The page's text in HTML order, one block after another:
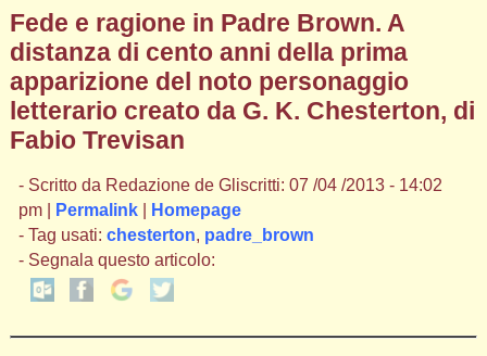
Fede e ragione in Padre Brown. A
distanza di cento anni della prima
apparizione del noto personaggio
letterario creato da G. K. Chesterton, di
Fabio Trevisan
- Scritto da Redazione de Gliscritti: 07 /04 /2013 - 14:02
pm |
Permalink|
Homepage
- Tag usati: chesterton, padre_brown
- Segnala questo articolo: